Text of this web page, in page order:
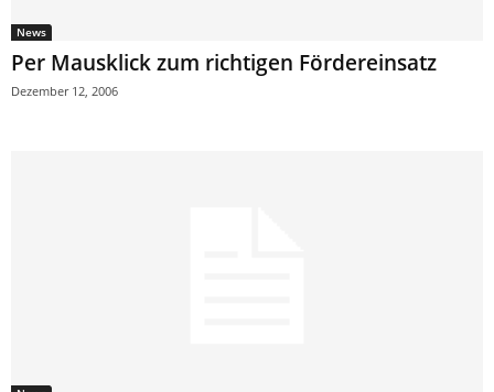
News
Per Mausklick zum richtigen Fördereinsatz
Dezember 12, 2006